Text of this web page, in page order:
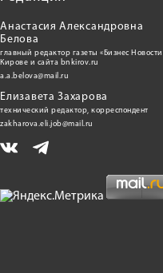
Анастасия Александровна
Белова
главный редактор газеты «Бизнес
Кирове и сайта bnkirov.ru
a.a.belova@mail.ru
Елизавета Захарова
технический редактор, корреспондент
zakharova.eli.job@mail.ru